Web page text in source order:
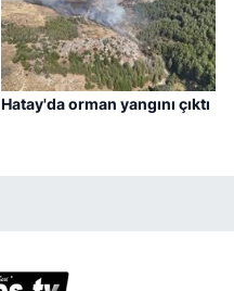
Hatay'da orman yangını çıktı